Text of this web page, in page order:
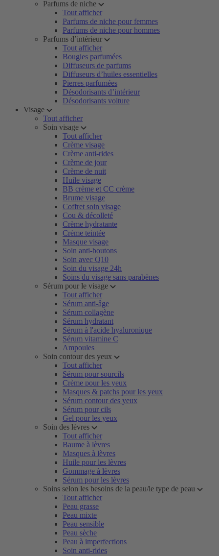
Parfums de niche
Tout afficher
Parfums de niche pour femmes
Parfums de niche pour hommes
Parfums d’intérieur
Tout afficher
Bougies parfumées
Diffuseurs de parfums
Diffuseurs d’huiles essentielles
Pierres parfumées
Désodorisants d’intérieur
Désodorisants voiture
Visage
Tout afficher
Soin visage
Tout afficher
Crème visage
Crème anti-rides
Crème de jour
Crème de nuit
Huile visage
BB crème et CC crème
Brume visage
Coffret soin visage
Cou & décolleté
Crème hydratante
Crème teintée
Masque visage
Soin anti-boutons
Soin avec Q10
Soin du visage 24h
Soins du visage sans parabènes
Sérum pour le visage
Tout afficher
Sérum anti-âge
Sérum collagène
Sérum hydratant
Sérum à l'acide hyaluronique
Sérum vitamine C
Ampoules
Soin contour des yeux
Tout afficher
Sérum pour sourcils
Crème pour les yeux
Masques & patchs pour les yeux
Sérum contour des yeux
Sérum pour cils
Gel pour les yeux
Soin des lèvres
Tout afficher
Baume à lèvres
Masques à lèvres
Huile pour les lèvres
Gommage à lèvres
Sérum pour les lèvres
Soins selon les besoins de la peau/le type de peau
Tout afficher
Peau grasse
Peau mixte
Peau sensible
Peau sèche
Peau à imperfections
Soin anti-rides